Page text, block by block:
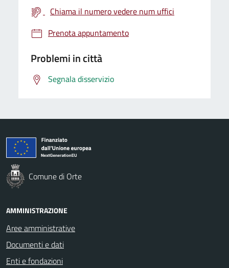
Chiama il numero vedere num uffici
Prenota appuntamento
Problemi in città
Segnala disservizio
Comune di Orte
AMMINISTRAZIONE
Aree amministrative
Documenti e dati
Enti e fondazioni